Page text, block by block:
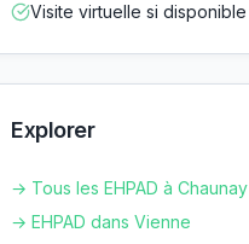
Visite virtuelle si disponible
Explorer
→ Tous les EHPAD à Chaunay
→ EHPAD dans Vienne